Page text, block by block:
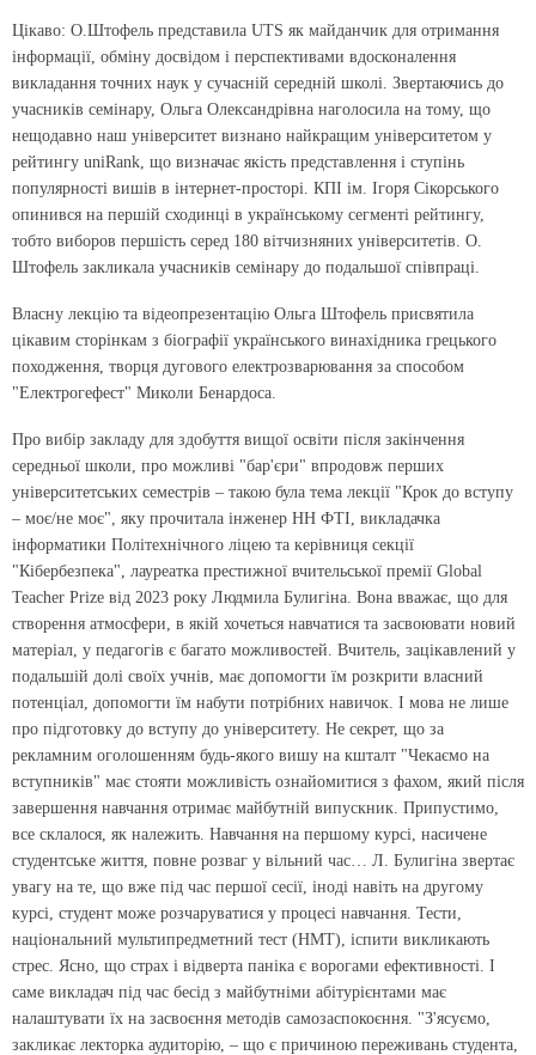
Цікаво: О.Штофель представила UTS як майданчик для отримання
інформації, обміну досвідом і перспективами вдосконалення
викладання точних наук у сучасній середній школі. Звертаючись до
учасників семінару, Ольга Олександрівна наголосила на тому, що
нещодавно наш університет визнано найкращим університетом у
рейтингу uniRank, що визначає якість представлення і ступінь
популярності вишів в інтернет-просторі. КПІ ім. Ігоря Сікорського
опинився на першій сходинці в українському сегменті рейтингу,
тобто виборов першість серед 180 вітчизняних університетів. О.
Штофель закликала учасників семінару до подальшої співпраці.
Власну лекцію та відеопрезентацію Ольга Штофель присвятила
цікавим сторінкам з біографії українського винахідника грецького
походження, творця дугового електрозварювання за способом
"Електрогефест" Миколи Бенардоса.
Про вибір закладу для здобуття вищої освіти після закінчення
середньої школи, про можливі "бар'єри" впродовж перших
університетських семестрів – такою була тема лекції "Крок до вступу
– моє/не моє", яку прочитала інженер НН ФТІ, викладачка
інформатики Політехнічного ліцею та керівниця секції
"Кібербезпека", лауреатка престижної вчительської премії Global
Teacher Prize від 2023 року Людмила Булигіна. Вона вважає, що для
створення атмосфери, в якій хочеться навчатися та засвоювати новий
матеріал, у педагогів є багато можливостей. Вчитель, зацікавлений у
подальшій долі своїх учнів, має допомогти їм розкрити власний
потенціал, допомогти їм набути потрібних навичок. І мова не лише
про підготовку до вступу до університету. Не секрет, що за
рекламним оголошенням будь-якого вишу на кшталт "Чекаємо на
вступників" має стояти можливість ознайомитися з фахом, який після
завершення навчання отримає майбутній випускник. Припустимо,
все склалося, як належить. Навчання на першому курсі, насичене
студентське життя, повне розваг у вільний час… Л. Булигіна звертає
увагу на те, що вже під час першої сесії, іноді навіть на другому
курсі, студент може розчаруватися у процесі навчання. Тести,
національний мультипредметний тест (НМТ), іспити викликають
стрес. Ясно, що страх і відверта паніка є ворогами ефективності. І
саме викладач під час бесід з майбутніми абітурієнтами має
налаштувати їх на засвоєння методів самозаспокоєння. "З'ясуємо,
закликає лекторка аудиторію, – що є причиною переживань студента,